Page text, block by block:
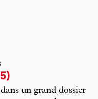
un grand dossier